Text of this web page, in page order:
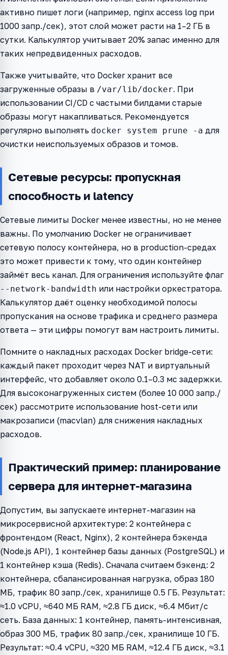
активно пишет логи (например, nginx access log при
1000 запр./сек), этот слой может расти на 1–2 ГБ в
сутки. Калькулятор учитывает 20% запас именно для
таких непредвиденных расходов.
Также учитывайте, что Docker хранит все
загруженные образы в /var/lib/docker. При
использовании CI/CD с частыми билдами старые
образы могут накапливаться. Рекомендуется
регулярно выполнять docker system prune -a для
очистки неиспользуемых образов и томов.
Сетевые ресурсы: пропускная
способность и latency
Сетевые лимиты Docker менее известны, но не менее
важны. По умолчанию Docker не ограничивает
сетевую полосу контейнера, но в production-средах
это может привести к тому, что один контейнер
займёт весь канал. Для ограничения используйте флаг
--network-bandwidth или настройки оркестратора.
Калькулятор даёт оценку необходимой полосы
пропускания на основе трафика и среднего размера
ответа — эти цифры помогут вам настроить лимиты.
Помните о накладных расходах Docker bridge-сети:
каждый пакет проходит через NAT и виртуальный
интерфейс, что добавляет около 0.1–0.3 мс задержки.
Для высоконагруженных систем (более 10 000 запр./
сек) рассмотрите использование host-сети или
макрозаписи (macvlan) для снижения накладных
расходов.
Практический пример: планирование
сервера для интернет-магазина
Допустим, вы запускаете интернет-магазин на
микросервисной архитектуре: 2 контейнера с
фронтендом (React, Nginx), 2 контейнера бэкенда
(Node.js API), 1 контейнер базы данных (PostgreSQL) и
1 контейнер кэша (Redis). Сначала считаем бэкенд: 2
контейнера, сбалансированная нагрузка, образ 180
МБ, трафик 80 запр./сек, хранилище 0.5 ГБ. Результат:
≈1.0 vCPU, ≈640 МБ RAM, ≈2.8 ГБ диск, ≈6.4 Мбит/с
сеть. База данных: 1 контейнер, память-интенсивная,
образ 300 МБ, трафик 80 запр./сек, хранилище 10 ГБ.
Результат: ≈0.4 vCPU, ≈320 МБ RAM, ≈12.4 ГБ диск, ≈3.1